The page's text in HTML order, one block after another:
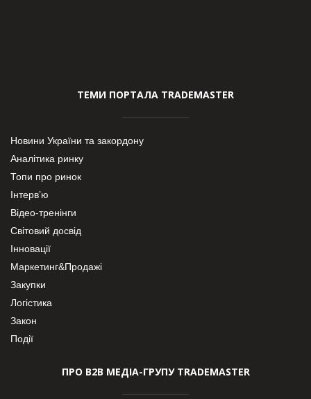
ТЕМИ ПОРТАЛА TRADEMASTER
Новини України та закордону
Аналітика ринку
Топи про ринок
Інтерв’ю
Відео-тренінги
Світовий досвід
Інновації
Маркетинг&Продажі
Закупки
Логістика
Закон
Події
ПРО В2В МЕДІА-ГРУПУ TRADEMASTER